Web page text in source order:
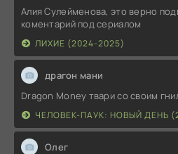
Алия Сулейменова, это верно
коментарий под сериалом
ЛИХИЕ (2024-2025)
драгон мани
Dragon Money твари со своим
ЧЕЛОВЕК-ПАУК: НОВЫЙ ДЕНЬ
Олег